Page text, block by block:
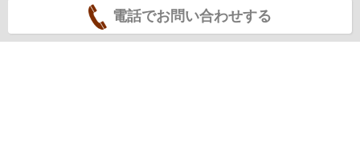
電話でお問い合わせする